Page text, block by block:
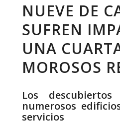
NUEVE DE
SUFREN
UNA
MOROSOS
Los
numerosos
servicios